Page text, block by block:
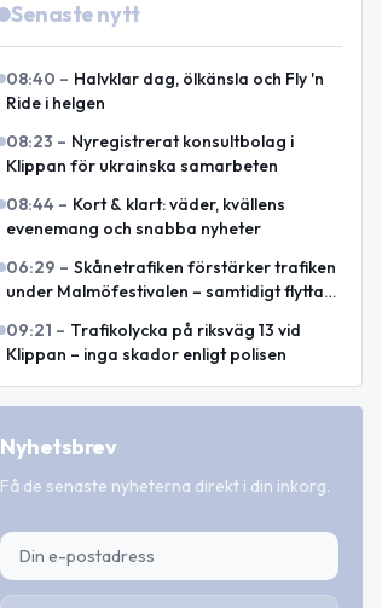
Senaste nytt
08:40 – Halvklar dag, ölkänsla och Fly 'n
Ride i helgen
08:23 – Nyregistrerat konsultbolag i
Klippan för ukrainska samarbeten
08:44 – Kort & klart: väder, kvällens
evenemang och snabba nyheter
06:29 – Skånetrafiken förstärker trafiken
under Malmöfestivalen – samtidigt flyttas
09:21 – Trafikolycka på riksväg 13 vid
Klippan – inga skador enligt polisen
Nyhetsbrev
Få de senaste nyheterna direkt i din inkorg.